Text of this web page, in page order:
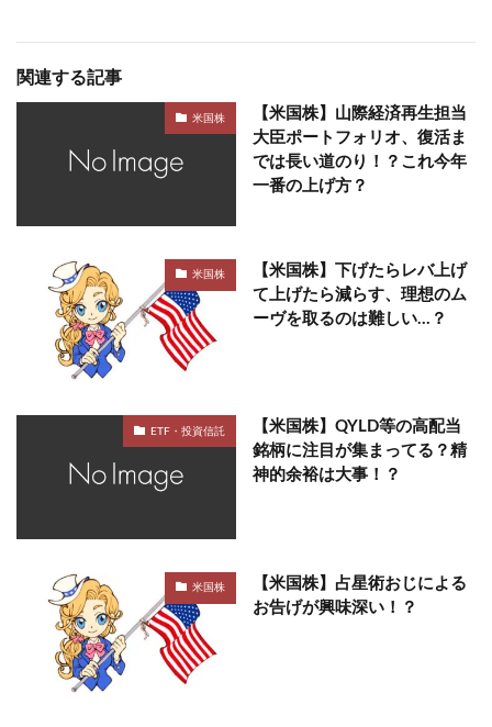
関連する記事
米国株
【米国株】山際経済再生担当
大臣ポートフォリオ、復活ま
では長い道のり！？これ今年
一番の上げ方？
米国株
【米国株】下げたらレバ上げ
て上げたら減らす、理想のム
ーヴを取るのは難しい…？
ETF・投資信託
【米国株】QYLD等の高配当
銘柄に注目が集まってる？精
神的余裕は大事！？
米国株
【米国株】占星術おじによる
お告げが興味深い！？